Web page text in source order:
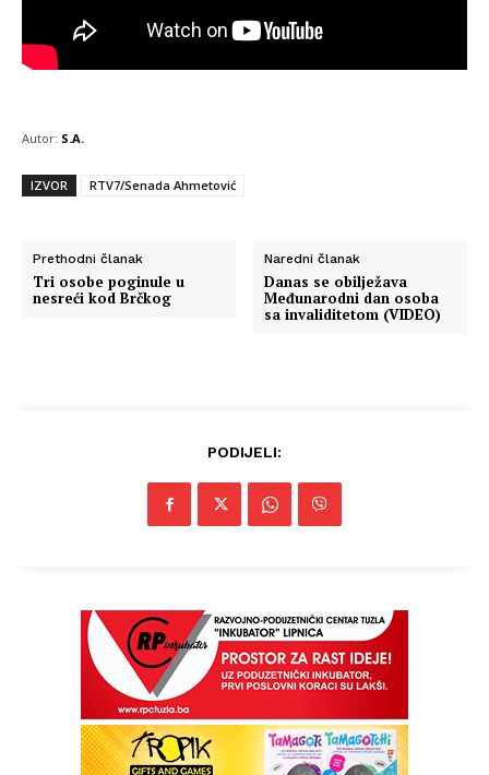
Autor: S.A.
IZVOR RTV7/Senada Ahmetović
Prethodni članak
Tri osobe poginule u
nesreći kod Brčkog
Naredni članak
Danas se obilježava
Međunarodni dan osoba
sa invaliditetom (VIDEO)
PODIJELI: